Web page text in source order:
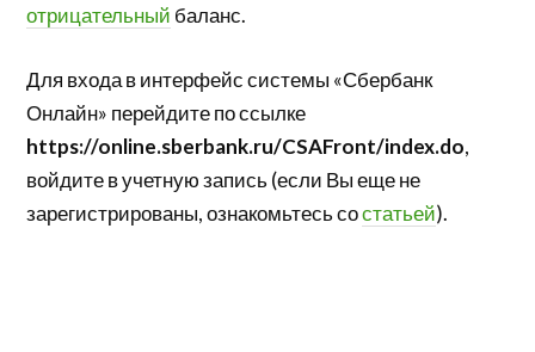
отрицательный баланс.
Для входа в интерфейс системы «Сбербанк
Онлайн» перейдите по ссылке
https://online.sberbank.ru/CSAFront/index.do,
войдите в учетную запись (если Вы еще не
зарегистрированы, ознакомьтесь состатьей).